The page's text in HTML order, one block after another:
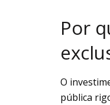
Por
O
pública